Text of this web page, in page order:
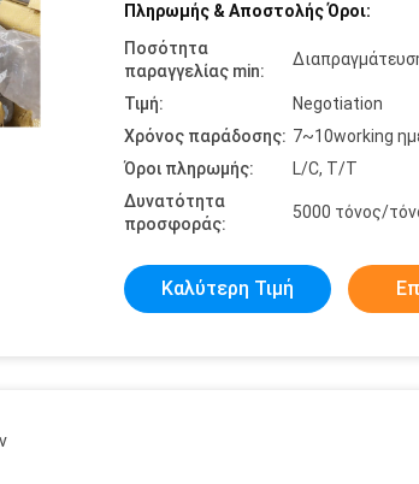
Πληρωμής & Αποστολής Όροι:
Ποσότητα
παραγγελίας min:
Τιμή:
Negotiation
Χρόνος παράδοσης: 7~10working
Όροι πληρωμής:
L/C, T/T
Δυνατότητα
προσφοράς:
5000 τόνος/
Καλύτερη Τιμή